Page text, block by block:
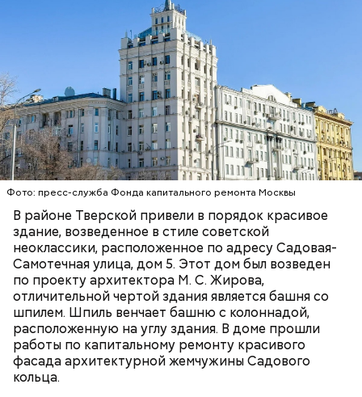
Фото: пресс-служба Фонда капитального ремонта Москвы
В районе Тверской привели в порядок красивое
здание, возведенное в стиле советской
неоклассики, расположенное по адресу Садовая-
Самотечная улица, дом 5. Этот дом был возведен
по проекту архитектора М. С. Жирова,
отличительной чертой здания является башня со
шпилем. Шпиль венчает башню с колоннадой,
расположенную на углу здания. В доме прошли
работы по капитальному ремонту красивого
фасада архитектурной жемчужины Садового
кольца.
Обмануть глаз
Арт-директор студии Константин Королев
подводит нас к пульту. На экране — все та же
— Было бы правильно напомнить о полномочиях
ваших сотрудников. Что имеет право
потребовать контролер у пассажира при
проверке билета и в случае, если проезд не
оплачен?
потребовать у пассажира предоставить карту,
которой был оплачен проезд, и документ,
подтверждающий право льготного проезда. Если
выясняется, что проезд не был оплачен, контролер
составляет протокол об административном
правонарушении. Для этого нужен документ,
подтверждающий личность. Если у пассажира нет
такого документа, контролер вынужден вызвать
сотрудников полиции для установления личности.